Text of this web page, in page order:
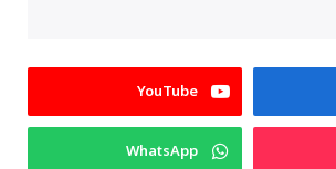
YouTube
WhatsApp